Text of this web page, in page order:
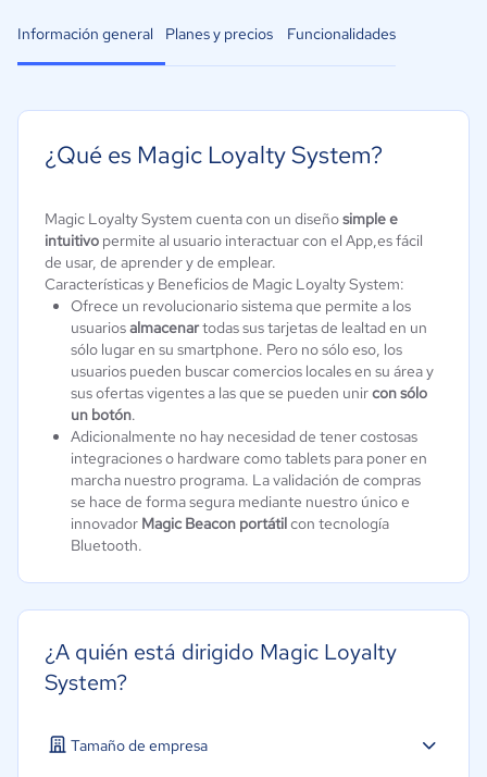
Información general Planes y precios Funcionalidades
¿Qué es Magic Loyalty System?
Magic Loyalty System cuenta con un diseñosimple e
intuitivo permite al usuario interactuar con el App,es fácil
de usar, de aprender y de emplear.
Características y Beneficios de Magic Loyalty System:
Ofrece un revolucionario sistema que permite a los
usuariosalmacenartodas sus tarjetas de lealtad en un
sólo lugar en su smartphone. Pero no sólo eso, los
usuarios pueden buscar comercios locales en su área y
sus ofertas vigentes a las que se pueden unircon sólo
un botón.
Adicionalmente no hay necesidad de tener costosas
integraciones o hardware como tablets para poner en
marcha nuestro programa. La validación de compras
se hace de forma segura mediante nuestro único e
innovador Magic Beacon portátilcon tecnología
Bluetooth.
¿A quién está dirigido Magic Loyalty
System?
Tamaño de empresa